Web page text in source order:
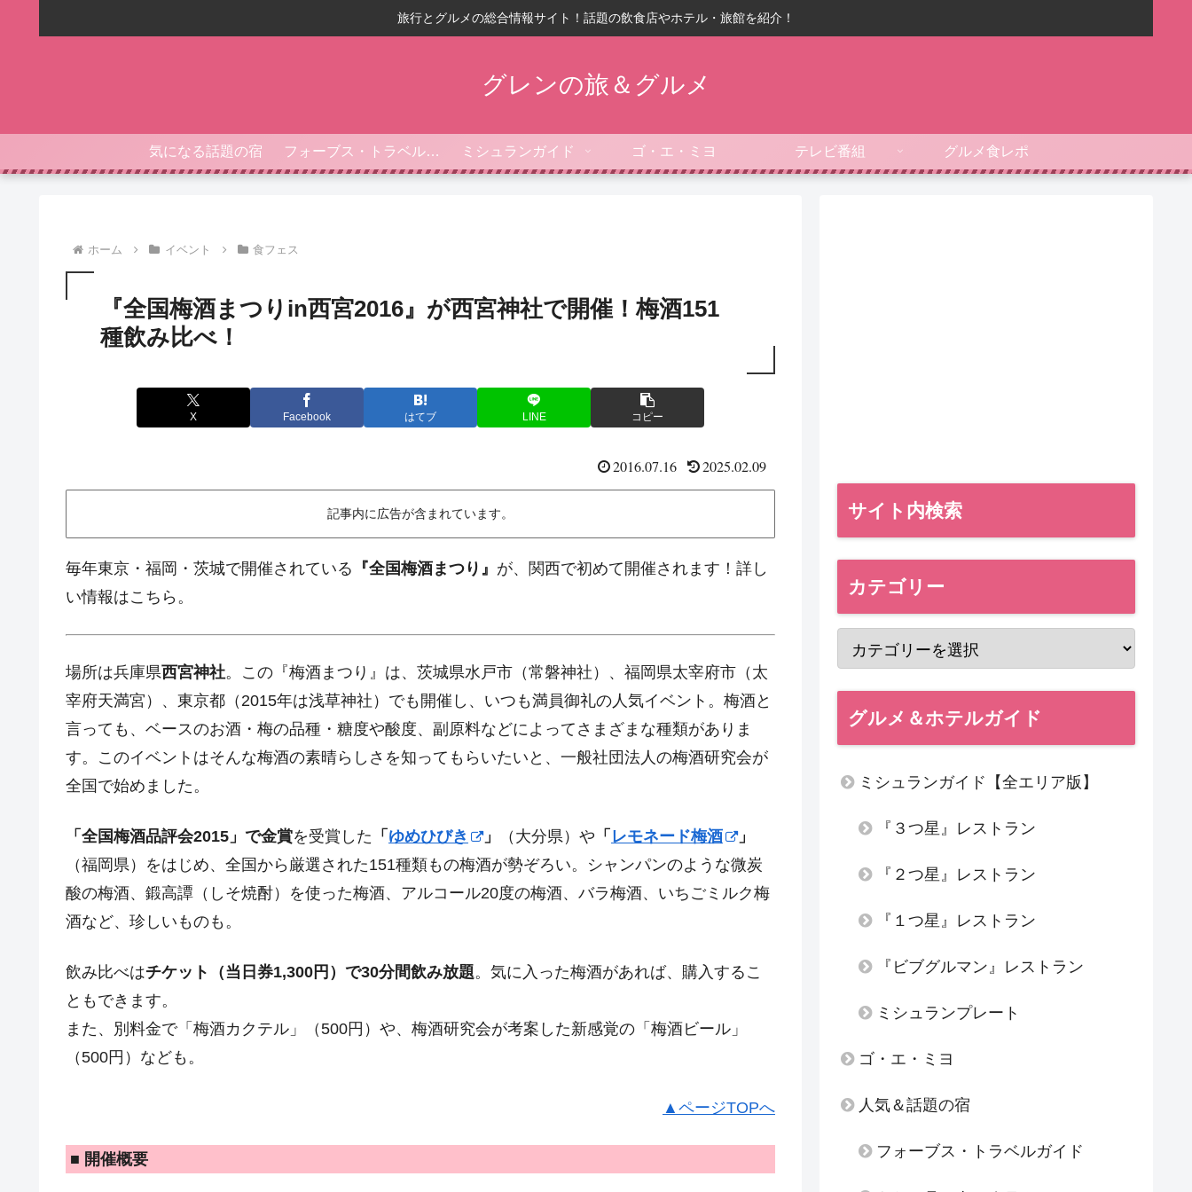
旅行とグルメの総合情報サイト！話題の飲食店やホテル・旅館を紹介！
グレンの旅＆グルメ
気になる話題の宿 フォーブス・トラベルガイド ミシュランガイド ゴ・エ・ミヨ テレビ番組 グルメ食レポ
ホーム イベント 食フェス
『全国梅酒まつりin西宮2016』が西宮神社で開催！梅酒151
種飲み比べ！
X Facebook はてブ LINE コピー
2016.07.16 2025.02.09
記事内に広告が含まれています。
毎年東京・福岡・茨城で開催されている 『全国梅酒まつり』 が、関西で初めて開催されます！詳し
い情報はこちら。
場所は兵庫県西宮神社。この『梅酒まつり』は、茨城県水戸市（常磐神社）、福岡県太宰府市（太
宰府天満宮）、東京都（2015年は浅草神社）でも開催し、いつも満員御礼の人気イベント。梅酒と
言っても、ベースのお酒・梅の品種・糖度や酸度、副原料などによってさまざまな種類がありま
す。このイベントはそんな梅酒の素晴らしさを知ってもらいたいと、一般社団法人の梅酒研究会が
全国で始めました。
「全国梅酒品評会2015」で金賞を受賞した 「 ゆめひびき 」 （大分県）や 「 レモネード梅酒
」
（福岡県）をはじめ、全国から厳選された151種類もの梅酒が勢ぞろい。シャンパンのような微炭
酸の梅酒、鍛高譚（しそ焼酎）を使った梅酒、アルコール20度の梅酒、バラ梅酒、いちごミルク梅
酒など、珍しいものも。
飲み比べはチケット（当日券1,300円）で30分間飲み放題。気に入った梅酒があれば、購入するこ
ともできます。
また、別料金で「梅酒カクテル」（500円）や、梅酒研究会が考案した新感覚の「梅酒ビール」
（500円）なども。
▲ページTOPへ
■ 開催概要
サイト内検索
カテゴリー
グルメ＆ホテルガイド
ミシュランガイド【全エリア版】
『３つ星』レストラン
『２つ星』レストラン
『１つ星』レストラン
『ビブグルマン』レストラン
ミシュランプレート
ゴ・エ・ミヨ
人気＆話題の宿
フォーブス・トラベルガイド